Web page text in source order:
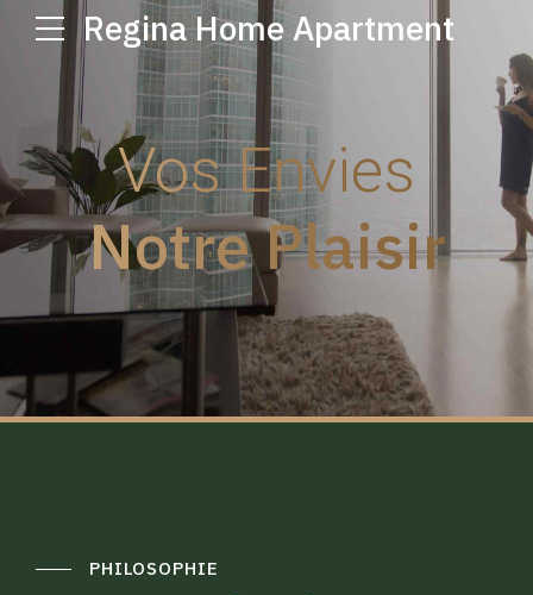
Regina Home Apartment
Vos Envies
Notre Plaisir
PHILOSOPHIE